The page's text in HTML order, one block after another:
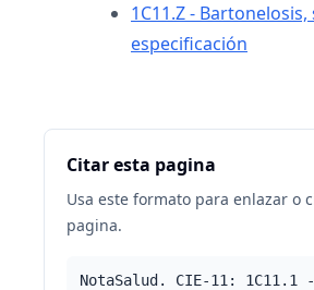
1C11.Z - Bartonelosis,
especificación
Citar esta pagina
Usa este formato para enlazar o
pagina.
NotaSalud. CIE-11: 1C11.1